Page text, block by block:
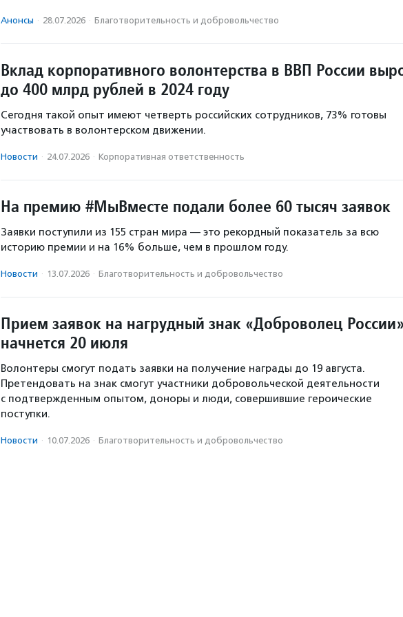
Анонсы · 28.07.2026 · Благотвори­тель­ность и доброволь­чест­во
Вклад корпоративного волонтерства в ВВП России
до 400 млрд рублей в 2024 году
Сегодня такой опыт имеют четверть российских сотрудников, 73% готовы
участвовать в волонтерском движении.
Новости · 24.07.2026 · Корпоративная ответственность
На премию #МыВместе подали более 60 тысяч заявок
Заявки поступили из 155 стран мира — это рекордный показатель за всю
историю премии и на 16% больше, чем в прошлом году.
Новости · 13.07.2026 · Благотвори­тель­ность и доброволь­чест­во
Прием заявок на нагрудный знак «Доброволец
начнется 20 июля
Волонтеры смогут подать заявки на получение награды до 19 августа.
Претендовать на знак смогут участники добровольческой деятельности
с подтвержденным опытом, доноры и люди, совершившие героические
поступки.
Новости · 10.07.2026 · Благотвори­тель­ность и доброволь­чест­во